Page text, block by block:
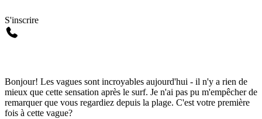
S'inscrire
Bonjour! Les vagues sont incroyables aujourd'hui - il n'y a rien de
mieux que cette sensation après le surf. Je n'ai pas pu m'empêcher de
remarquer que vous regardiez depuis la plage. C'est votre première
fois à cette vague?